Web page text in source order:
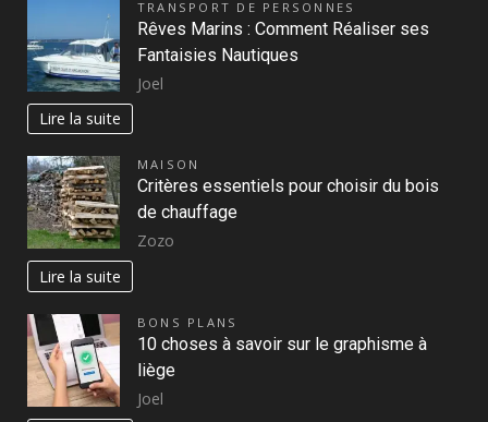
TRANSPORT DE PERSONNES
Rêves Marins : Comment Réaliser ses
Fantaisies Nautiques
Joel
Lire la suite
MAISON
Critères essentiels pour choisir du bois
de chauffage
Zozo
Lire la suite
BONS PLANS
10 choses à savoir sur le graphisme à
liège
Joel